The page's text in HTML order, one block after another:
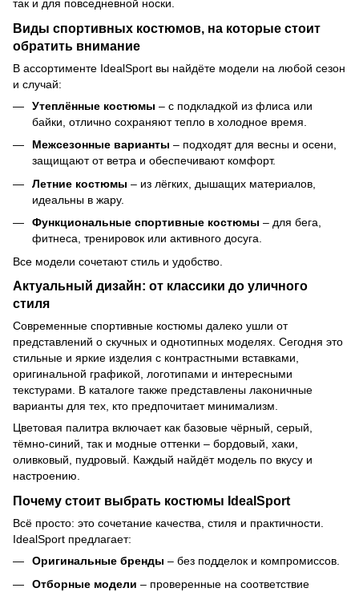
так и для повседневной носки.
Виды спортивных костюмов, на которые стоит
обратить внимание
В ассортименте IdealSport вы найдёте модели на любой сезон
и случай:
Утеплённые костюмы – с подкладкой из флиса или
байки, отлично сохраняют тепло в холодное время.
Межсезонные варианты – подходят для весны и осени,
защищают от ветра и обеспечивают комфорт.
Летние костюмы – из лёгких, дышащих материалов,
идеальны в жару.
Функциональные спортивные костюмы – для бега,
фитнеса, тренировок или активного досуга.
Все модели сочетают стиль и удобство.
Актуальный дизайн: от классики до уличного
стиля
Современные спортивные костюмы далеко ушли от
представлений о скучных и однотипных моделях. Сегодня это
стильные и яркие изделия с контрастными вставками,
оригинальной графикой, логотипами и интересными
текстурами. В каталоге также представлены лаконичные
варианты для тех, кто предпочитает минимализм.
Цветовая палитра включает как базовые чёрный, серый,
тёмно-синий, так и модные оттенки – бордовый, хаки,
оливковый, пудровый. Каждый найдёт модель по вкусу и
настроению.
Почему стоит выбрать костюмы IdealSport
Всё просто: это сочетание качества, стиля и практичности.
IdealSport предлагает:
Оригинальные бренды – без подделок и компромиссов.
Отборные модели – проверенные на соответствие